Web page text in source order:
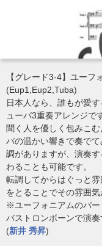
【グレード3-4】ユーフ
(Eup1,Eup2,Tuba)
日本人なら、誰もが愛
ューバ3重奏アレンジで
聞く人を優しく包みこ
バの温かい響きで奏で
調がありますが、演奏
わることも可能です。
転調してからはぐっと
をとることでその雰囲
※ユーフォニアムのパー
バストロンボーンで演
(新井 秀昇)